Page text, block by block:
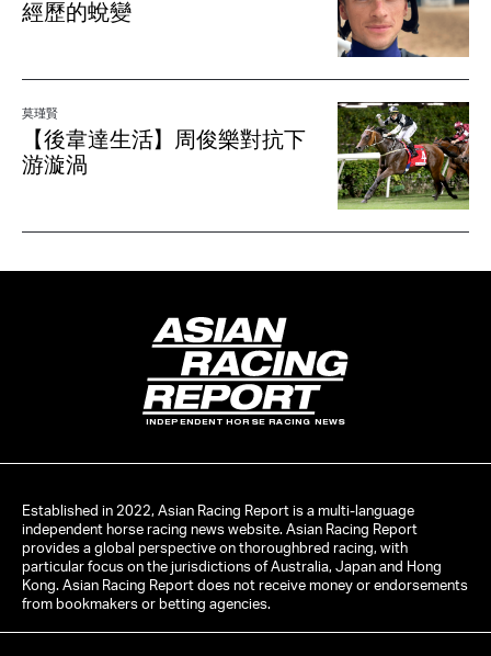
經歷的蛻變
莫瑾賢
【後韋達生活】周俊樂對抗下
游漩渦
INDEPENDENT HORSE RACING NEWS
Established in 2022, Asian Racing Report is a multi-language
independent horse racing news website. Asian Racing Report
provides a global perspective on thoroughbred racing, with
particular focus on the jurisdictions of Australia, Japan and Hong
Kong. Asian Racing Report does not receive money or endorsements
from bookmakers or betting agencies.